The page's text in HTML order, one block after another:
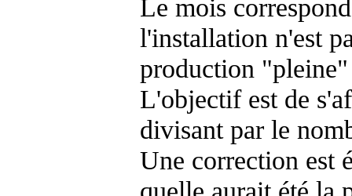
Le mois
l'installation n'est
production "pleine"
L'objectif est de
divisant par le
Une correction est